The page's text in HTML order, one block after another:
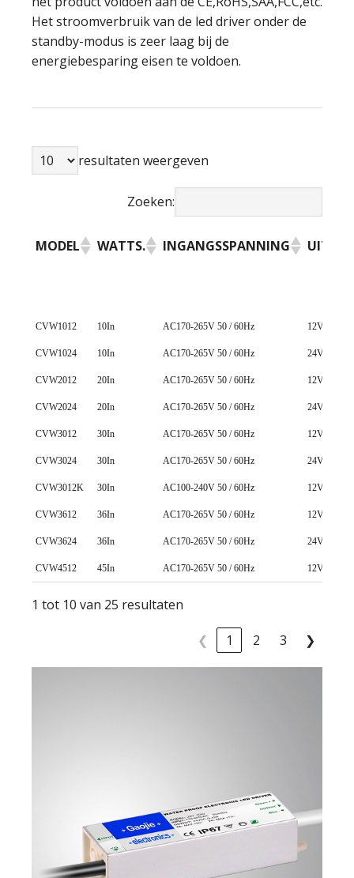
Het stroomverbruik van de led driver onder de
standby-modus is zeer laag bij de
energiebesparing eisen te voldoen.
resultaten weergeven
Zoeken:
MODEL WATTS. INGANGSSPANNING
MODEL WATTS. INGANGSSPANNING
CVW1012 10In AC170-265V 50 / 60Hz 12V ± 0,5
CVW1024 10In AC170-265V 50 / 60Hz 24V ± 0,5
CVW2012 20In AC170-265V 50 / 60Hz 12V ± 0,5
CVW2024 20In AC170-265V 50 / 60Hz 24V ± 0,5
CVW3012 30In AC170-265V 50 / 60Hz 12V ± 0,5
CVW3024 30In AC170-265V 50 / 60Hz 24V ± 0,5
CVW3012K 30In AC100-240V 50 / 60Hz 12V ± 0,5
CVW3612 36In AC170-265V 50 / 60Hz 12V ± 0,5
CVW3624 36In AC170-265V 50 / 60Hz 24V ± 0,5
CVW4512 45In AC170-265V 50 / 60Hz 12V ± 0,5
1 tot 10 van 25 resultaten
❮ 1 2 3 ❯